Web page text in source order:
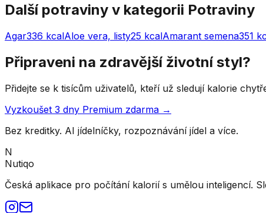
Další potraviny v kategorii Potraviny
Agar336 kcalAloe vera, listy25 kcalAmarant semena351
Připraveni na zdravější životní styl?
Přidejte se k tisícům uživatelů, kteří už sledují kalorie
Vyzkoušet 3 dny Premium zdarma →
Bez kreditky. AI jídelníčky, rozpoznávání jídel a více.
N
Nutiqo
Česká aplikace pro počítání kalorií s umělou inteligencí.